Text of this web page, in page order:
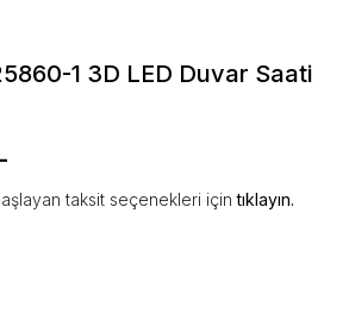
1 3D LED Duvar Saati
taksit seçenekleri içintıklayın.